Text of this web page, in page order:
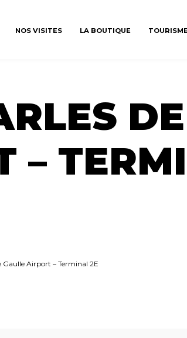
NOS VISITES LA BOUTIQUE
DE
–
Gaulle Airport – Terminal 2E